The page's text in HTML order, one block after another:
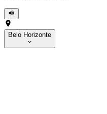
Belo Horizonte